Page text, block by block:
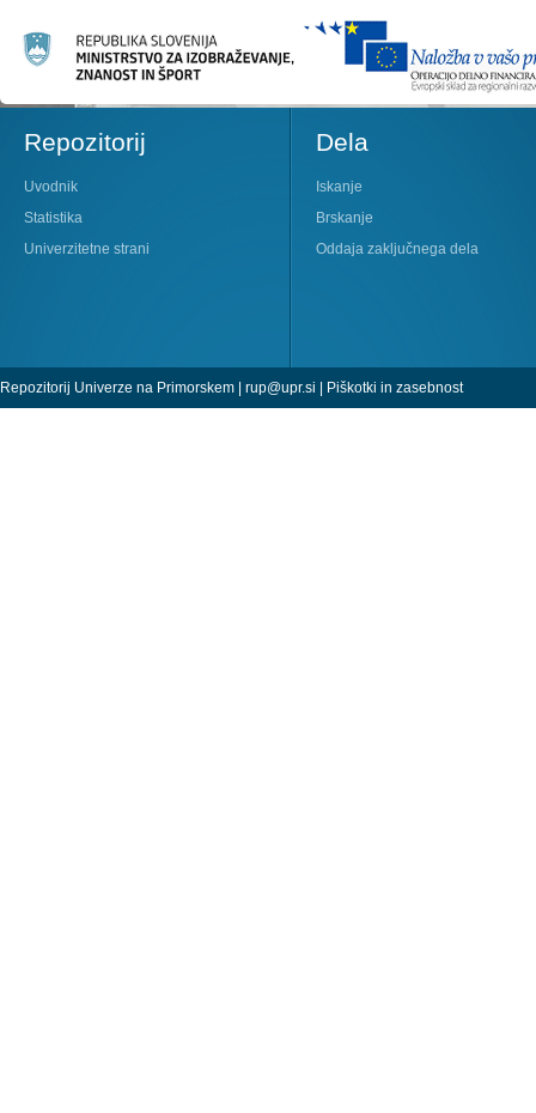
Repozitorij
Uvodnik
Statistika
Univerzitetne strani
Dela
Iskanje
Brskanje
Oddaja zaključnega dela
Repozitorij Univerze na Primorskem | rup@upr.si | Piškotki in zasebnost